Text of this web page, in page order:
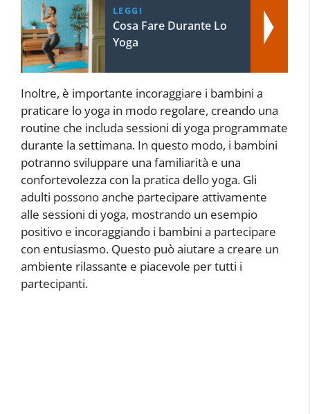
LEGGI
Cosa Fare Durante Lo
Yoga
Inoltre, è importante incoraggiare i bambini a
praticare lo yoga in modo regolare, creando una
routine che includa sessioni di yoga programmate
durante la settimana. In questo modo, i bambini
potranno sviluppare una familiarità e una
confortevolezza con la pratica dello yoga. Gli
adulti possono anche partecipare attivamente
alle sessioni di yoga, mostrando un esempio
positivo e incoraggiando i bambini a partecipare
con entusiasmo. Questo può aiutare a creare un
ambiente rilassante e piacevole per tutti i
partecipanti.